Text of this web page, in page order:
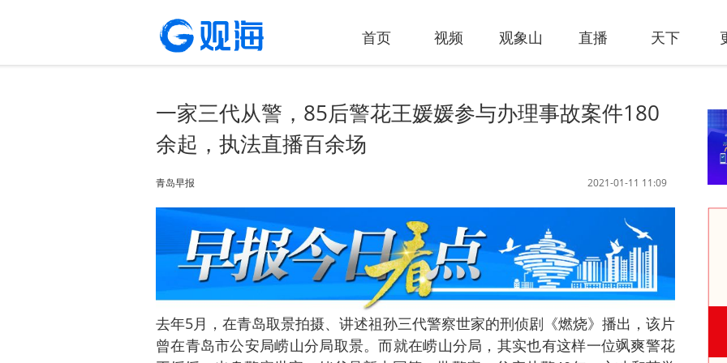
首页 视频 观象山 直播 天下
一家三代从警，85后警花王媛媛参与办理事故案件180
余起，执法直播百余场
2021-01-11 11:09
青岛早报
去年5月，在青岛取景拍摄、讲述祖孙三代警察世家的刑侦剧《燃烧》播出，该片
曾在青岛市公安局崂山分局取景。而就在崂山分局，其实也有这样一位飒爽警花